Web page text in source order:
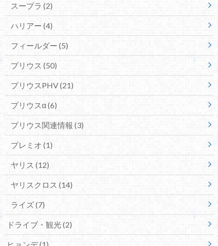
スープラ (2)
ハリアー (4)
フィールダー (5)
プリウス (50)
プリウスPHV(21)
プリウスα(6)
プリウス関連情報 (3)
プレミオ (1)
ヤリス (12)
ヤリスクロス (14)
ライズ(7)
ドライブ・観光(2)